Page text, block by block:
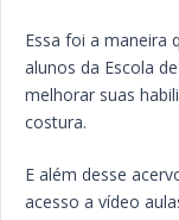
Essa foi a maneira
alunos da Escola
melhorar suas
costura.
E além desse
acesso a vídeo